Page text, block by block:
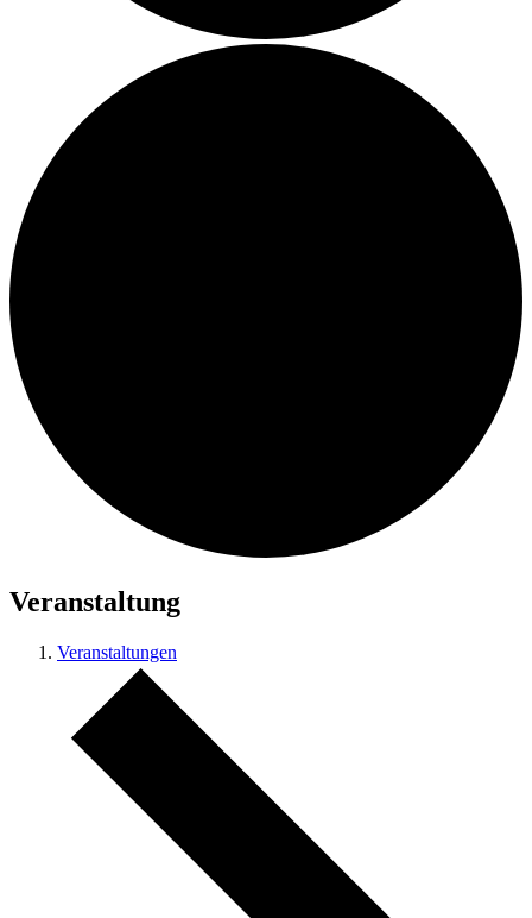
Veranstaltung
Veranstaltungen